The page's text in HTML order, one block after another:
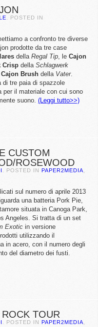
. POSTED IN
a confronto tre diverse
prodotte da tre case
della Regal Tip, le Cajon
Crisp della Schlagwerk
Cajon Brush della Vater.
di tre paia di spazzole
per il materiale con cui sono
suono. (Leggi tutto>>)
CUSTOM
ROSEWOOD
. POSTED IN PAPER2MEDIA
sul numero di aprile 2013
una batteria Pork Pie,
situata in Canoga Park,
Angeles. Si tratta di un set
Exotic in versione
utilizzando il
in acero, con il numero degli
del diametro dei fusti.
TOUR
. POSTED IN PAPER2MEDIA